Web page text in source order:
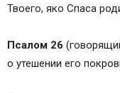
Твоего, яко Спаса
Псалом 26
о утешении его